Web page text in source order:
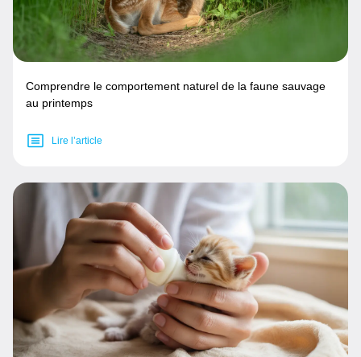
Comprendre le comportement naturel de la faune sauvage
au printemps
Lire l’article